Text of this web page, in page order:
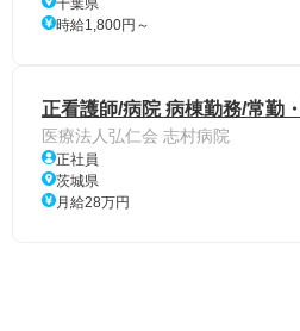
時給1,800円～
正看護師/病院 病棟勤務/常勤
医療法人弘仁会 志村病院
正社員
茨城県
月給28万円